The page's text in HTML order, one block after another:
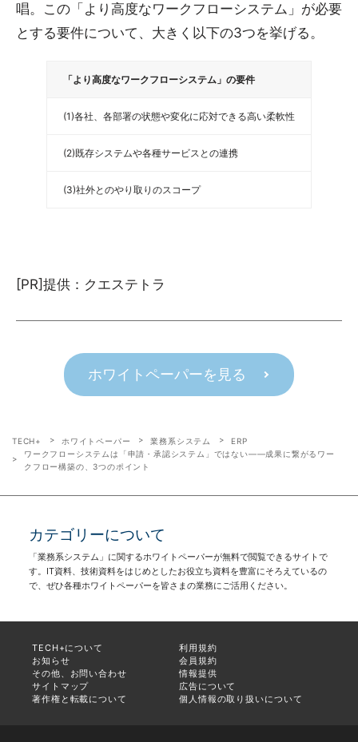
唱。この「より高度なワークフローシステム」が必要
とする要件について、大きく以下の3つを挙げる。
「より高度なワークフローシステム」の要件
(1)各社、各部署の状態や変化に応対できる高い柔軟性
(2)既存システムや各種サービスとの連携
(3)社外とのやり取りのスコープ
[PR]提供：クエステトラ
ホワイトペーパーを見る
TECH+ ホワイトペーパー 業務系システム
ERP
ワークフローシステムは「申請・承認システム」ではない――成果に繋がるワー
クフロー構築の、3つのポイント
カテゴリーについて
「業務系システム」に関するホワイトペーパーが無料で閲覧できるサイトで
す。IT資料、技術資料をはじめとしたお役立ち資料を豊富にそろえているの
で、ぜひ各種ホワイトペーパーを皆さまの業務にご活用ください。
TECH+について
利用規約
お知らせ
会員規約
その他、お問い合わせ
情報提供
サイトマップ
広告について
著作権と転載について
個人情報の取り扱いについて